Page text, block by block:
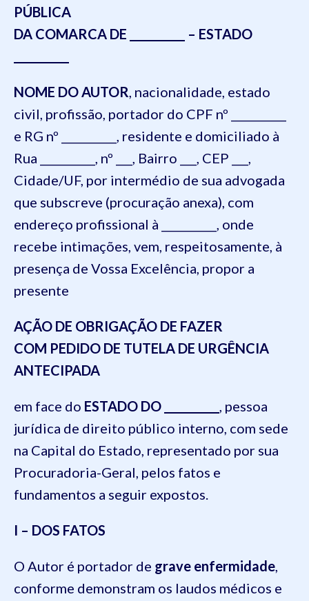
PÚBLICA
DA COMARCA DE __________ – ESTADO
NOME DO AUTOR, nacionalidade, estado
civil, profissão, portador do CPF nº __________
e RG nº __________, residente e domiciliado à
Rua __________, nº ___, Bairro ___, CEP ___,
Cidade/UF, por intermédio de sua advogada
que subscreve (procuração anexa), com
endereço profissional à __________, onde
recebe intimações, vem, respeitosamente, à
presença de Vossa Excelência, propor a
presente
AÇÃO DE OBRIGAÇÃO DE FAZER
COM PEDIDO DE TUTELA DE URGÊNCIA
ANTECIPADA
em face do ESTADO DO __________ , pessoa
jurídica de direito público interno, com sede
na Capital do Estado, representado por sua
Procuradoria-Geral, pelos fatos e
fundamentos a seguir expostos.
I – DOS FATOS
O Autor é portador de grave enfermidade,
conforme demonstram os laudos médicos e